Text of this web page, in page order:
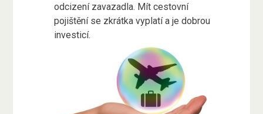
odcizení zavazadla. Mít cestovní
pojištění se zkrátka vyplatí a je dobrou
investicí.